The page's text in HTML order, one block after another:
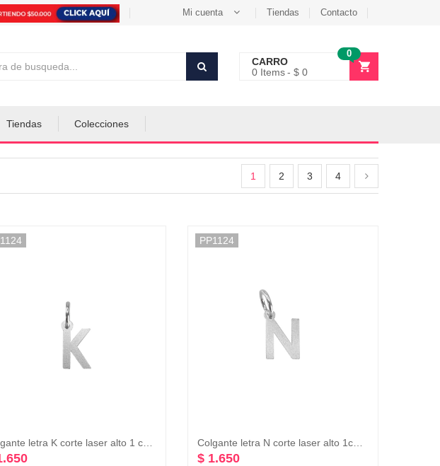
Mi cuenta Tiendas Contacto
CARRO
0
0 Items $ 0
Tiendas Colecciones
1 2 3 4
Colgante letra K corte laser alto 1 cm plata 925
PP1124
Colgante letra N corte laser alto 1cm plata 925
$ 1.650